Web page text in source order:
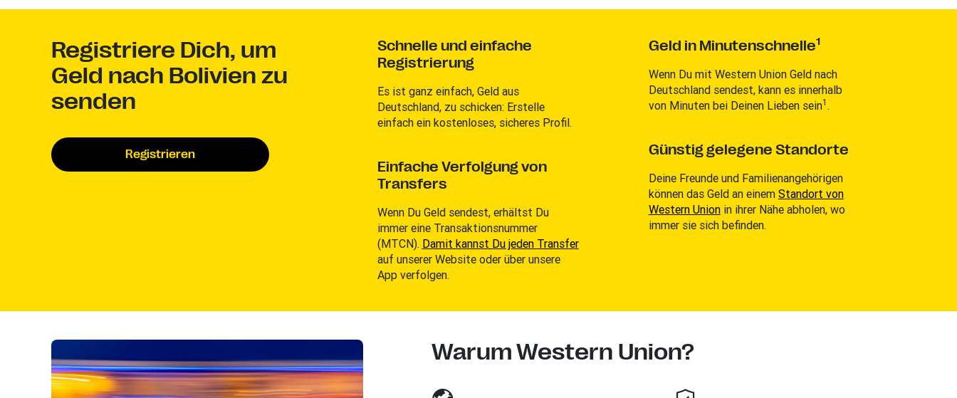
Registriere Dich, um
Geld nach Bolivien zu
senden
Registrieren
Schnelle und einfache
Registrierung
Es ist ganz einfach, Geld aus
Deutschland, zu schicken: Erstelle
einfach ein kostenloses, sicheres Profil.
Einfache Verfolgung von
Transfers
Wenn Du Geld sendest, erhältst Du
immer eine Transaktionsnummer
(MTCN). Damit kannst Du jeden Transfer
auf unserer Website oder über unsere
App verfolgen.
Geld in Minutenschnelle1
Wenn Du mit Western Union Geld nach
Deutschland sendest, kann es innerhalb
von Minuten bei Deinen Lieben sein1 .
Günstig gelegene Standorte
Deine Freunde und Familienangehörigen
können das Geld an einem Standort von
Western Unionin ihrer Nähe abholen, wo
immer sie sich befinden.
Warum Western Union?